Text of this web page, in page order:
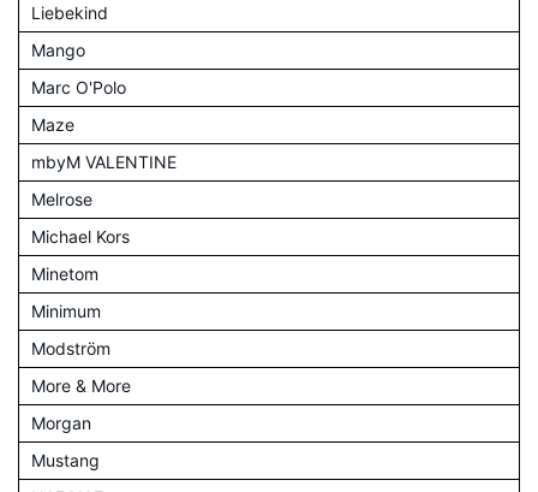
Liebekind
Mango
Marc O'Polo
Maze
mbyM VALENTINE
Melrose
Michael Kors
Minetom
Minimum
Modström
More & More
Morgan
Mustang